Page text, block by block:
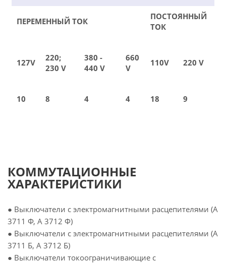
ПЕРЕМЕННЫЙ ТОК
ПОСТОЯННЫЙ
ТОК
127V
220;
230 V
380 -
440 V
660
V
110V 220 V
10 8 4 4 18 9
КОММУТАЦИОННЫЕ
ХАРАКТЕРИСТИКИ
● Выключатели с электромагнитными расцепителями (А
3711 Ф, А 3712 Ф)
● Выключатели с электромагнитными расцепителями (А
3711 Б, А 3712 Б)
● Выключатели токоограничивающие с